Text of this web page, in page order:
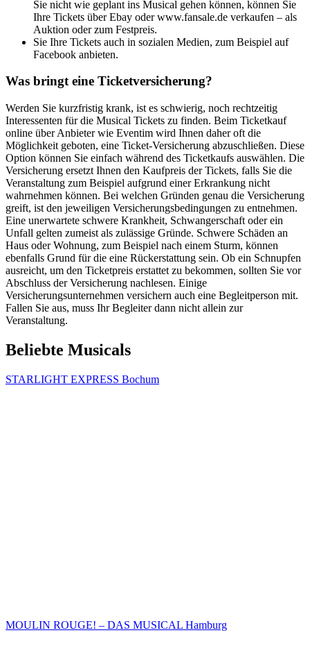
Sie nicht wie geplant ins Musical gehen können, können Sie
Ihre Tickets über Ebay oder www.fansale.de verkaufen – als
Auktion oder zum Festpreis.
Sie Ihre Tickets auch in sozialen Medien, zum Beispiel auf
Facebook anbieten.
Was bringt eine Ticketversicherung?
Werden Sie kurzfristig krank, ist es schwierig, noch rechtzeitig
Interessenten für die Musical Tickets zu finden. Beim Ticketkauf
online über Anbieter wie Eventim wird Ihnen daher oft die
Möglichkeit geboten, eine Ticket-Versicherung abzuschließen. Diese
Option können Sie einfach während des Ticketkaufs auswählen. Die
Versicherung ersetzt Ihnen den Kaufpreis der Tickets, falls Sie die
Veranstaltung zum Beispiel aufgrund einer Erkrankung nicht
wahrnehmen können. Bei welchen Gründen genau die Versicherung
greift, ist den jeweiligen Versicherungsbedingungen zu entnehmen.
Eine unerwartete schwere Krankheit, Schwangerschaft oder ein
Unfall gelten zumeist als zulässige Gründe. Schwere Schäden an
Haus oder Wohnung, zum Beispiel nach einem Sturm, können
ebenfalls Grund für die eine Rückerstattung sein. Ob ein Schnupfen
ausreicht, um den Ticketpreis erstattet zu bekommen, sollten Sie vor
Abschluss der Versicherung nachlesen. Einige
Versicherungsunternehmen versichern auch eine Begleitperson mit.
Fallen Sie aus, muss Ihr Begleiter dann nicht allein zur
Veranstaltung.
Beliebte Musicals
STARLIGHT EXPRESS Bochum
MOULIN ROUGE! – DAS MUSICAL Hamburg